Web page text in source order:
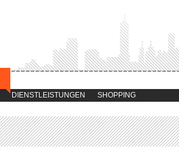
DIENSTLEISTUNGEN SHOPPING